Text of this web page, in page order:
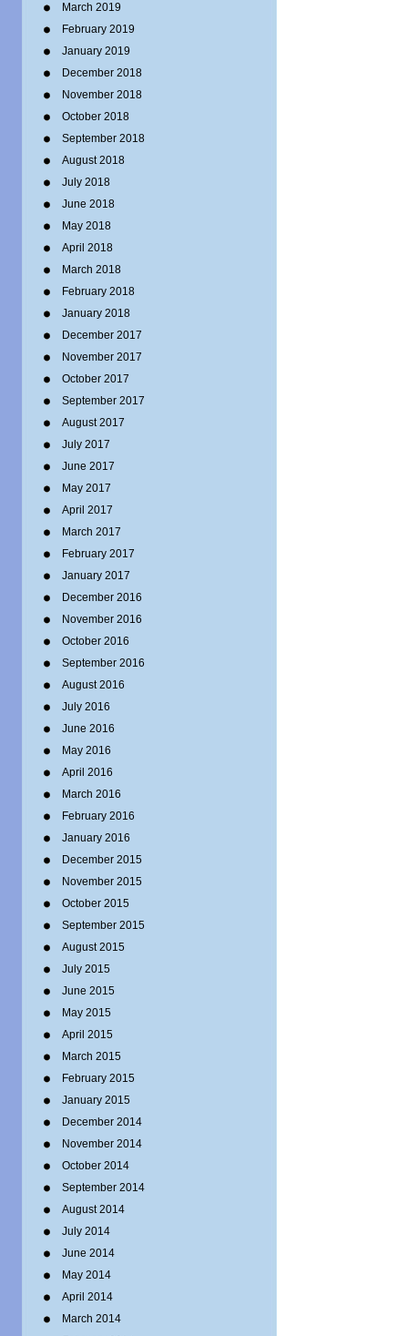
March 2019
February 2019
January 2019
December 2018
November 2018
October 2018
September 2018
August 2018
July 2018
June 2018
May 2018
April 2018
March 2018
February 2018
January 2018
December 2017
November 2017
October 2017
September 2017
August 2017
July 2017
June 2017
May 2017
April 2017
March 2017
February 2017
January 2017
December 2016
November 2016
October 2016
September 2016
August 2016
July 2016
June 2016
May 2016
April 2016
March 2016
February 2016
January 2016
December 2015
November 2015
October 2015
September 2015
August 2015
July 2015
June 2015
May 2015
April 2015
March 2015
February 2015
January 2015
December 2014
November 2014
October 2014
September 2014
August 2014
July 2014
June 2014
May 2014
April 2014
March 2014